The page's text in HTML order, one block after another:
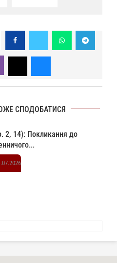
СПОДОБАТИСЯ
2, 14): Покликання до